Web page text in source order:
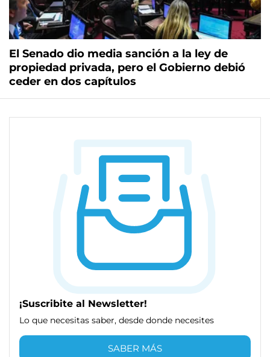
El Senado dio media sanción a la ley de
propiedad privada, pero el Gobierno debió
ceder en dos capítulos
¡Suscribite al Newsletter!
Lo que necesitas saber, desde donde necesites
SABER MÁS